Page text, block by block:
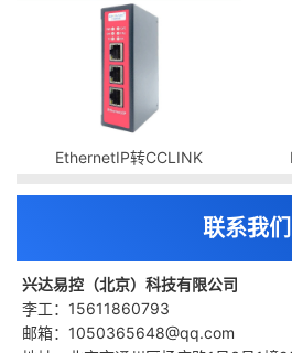
EthernetIP转CCLINK
联系我们
兴达易控（北京）科技有限公司
李工：15611860793
邮箱：1050365648@qq.com